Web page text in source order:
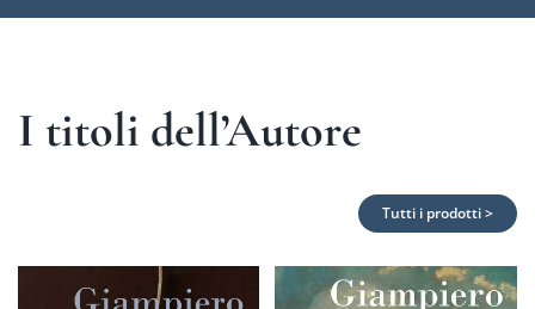
I titoli dell’Autore
Tutti i prodotti >